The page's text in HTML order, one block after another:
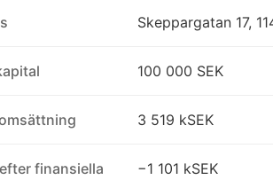
Skeppargatan 17,
100 000 SEK
3 519 kSEK
finansiella
−1 101 kSEK